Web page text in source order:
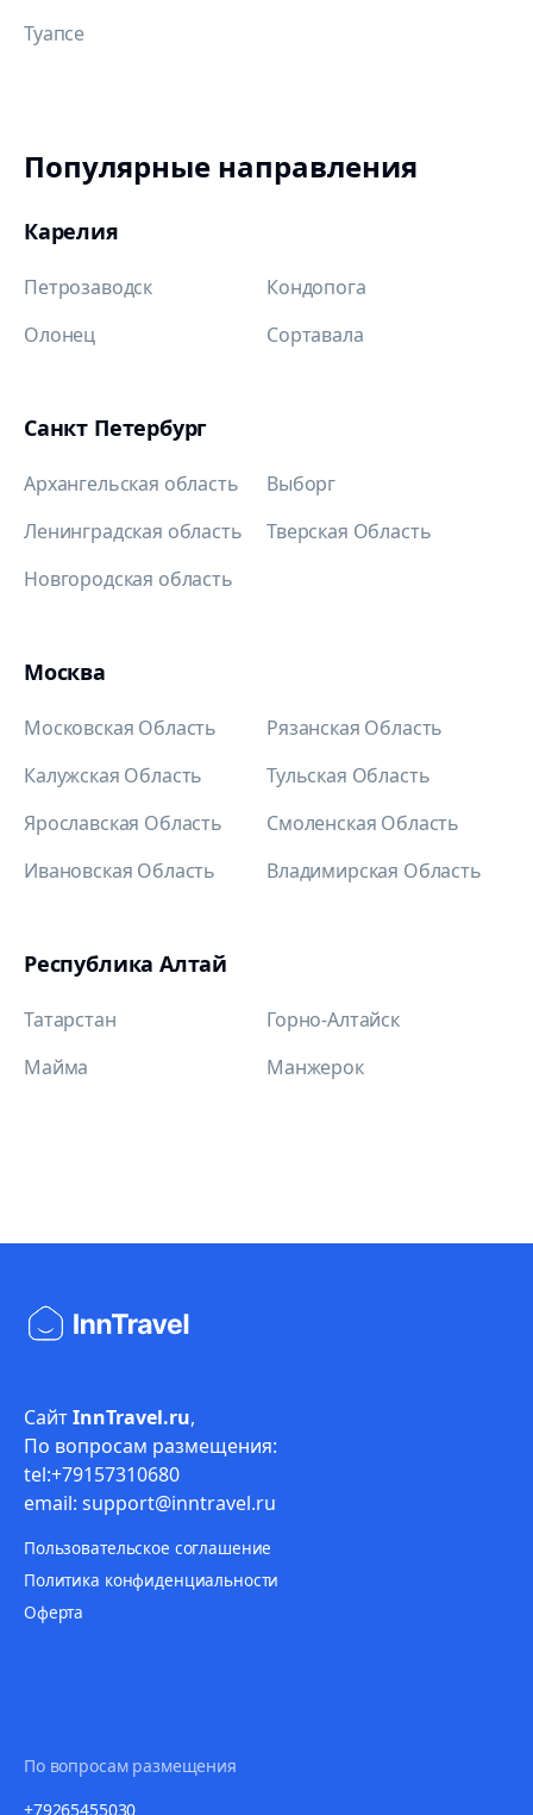
Туапсе
Популярные направления
Карелия
Петрозаводск
Кондопога
Олонец
Сортавала
Санкт Петербург
Архангельская область
Выборг
Ленинградская область
Тверская Область
Новгородская область
Москва
Московская Область
Рязанская Область
Калужская Область
Тульская Область
Ярославская Область
Смоленская Область
Ивановская Область
Владимирская Область
Республика Алтай
Татарстан
Горно-Алтайск
Майма
Манжерок
СайтInnTravel.ru,
По вопросам размещения:
tel:+79157310680
email: support@inntravel.ru
Пользовательское соглашение
Политика конфиденциальности
Оферта
По вопросам размещения
+79265455030